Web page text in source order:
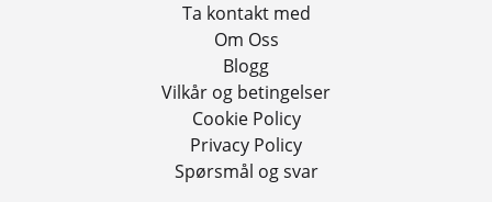
Ta kontakt med
Om Oss
Blogg
Vilkår og betingelser
Cookie Policy
Privacy Policy
Spørsmål og svar